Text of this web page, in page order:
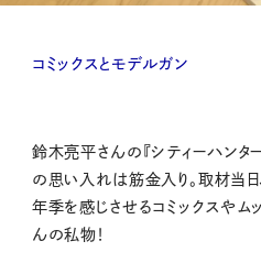
コミックスとモデルガン
鈴木亮平さんの『シティーハンタ
の思い入れは筋金入り。取材当
年季を感じさせるコミックスやム
んの私物！